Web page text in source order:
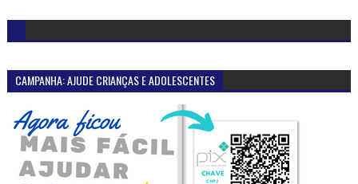
CAMPANHA: AJUDE CRIANÇAS E ADOLESCENTES